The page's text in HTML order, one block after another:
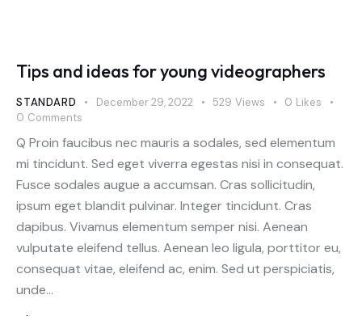
Tips and ideas for young videographers
STANDARD December 29, 2022 529 Views 0 Likes
0 Comments
Q Proin faucibus nec mauris a sodales, sed elementum
mi tincidunt. Sed eget viverra egestas nisi in consequat.
Fusce sodales augue a accumsan. Cras sollicitudin,
ipsum eget blandit pulvinar. Integer tincidunt. Cras
dapibus. Vivamus elementum semper nisi. Aenean
vulputate eleifend tellus. Aenean leo ligula, porttitor eu,
consequat vitae, eleifend ac, enim. Sed ut perspiciatis,
unde…